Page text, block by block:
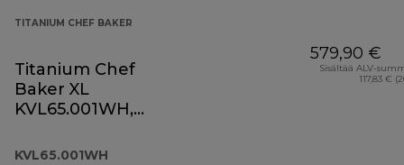
TITANIUM CHEF BAKER
Titanium Chef
Baker XL
KVL65.001WH,
KVL65.001WH
579,90 €
Sisältää ALV-
117,83 €